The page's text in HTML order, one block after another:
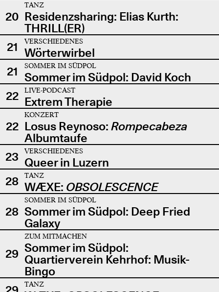
20
TANZ
Residenzsharing: Elias Kurth:
THRILL(ER)
21
VERSCHIEDENES
Wörterwirbel
21
SOMMER IM SÜDPOL
Sommer im Südpol: David Koch
22
LIVE-PODCAST
Extrem Therapie
22
KONZERT
Losus Reynoso: Rompecabeza
Albumtaufe
23
VERSCHIEDENES
Queer in Luzern
28
TANZ
WÆXE: OBSOLESCENCE
28
SOMMER IM SÜDPOL
Sommer im Südpol: Deep Fried
Galaxy
29
ZUM MITMACHEN
Sommer im Südpol:
Quartierverein Kehrhof: Musik-
Bingo
TANZ